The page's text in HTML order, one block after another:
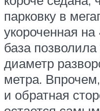
парковку в
укороченная
база
диаметр
метра.
и обратная